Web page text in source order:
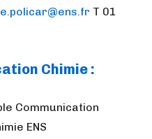
T 01
Chimie :
Communication
ENS